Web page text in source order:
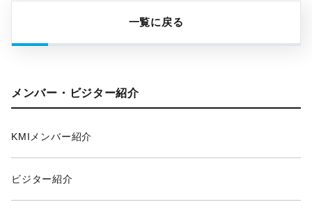
一覧に戻る
メンバー・ビジター紹介
KMIメンバー紹介
ビジター紹介